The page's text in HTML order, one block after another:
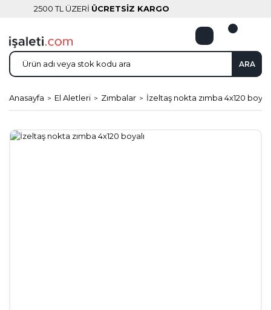
2500 TL ÜZERİ ÜCRETSİZ KARGO
ARA
Anasayfa El Aletleri Zımbalar İzeltaş nokta zımba 4x120 boyalı